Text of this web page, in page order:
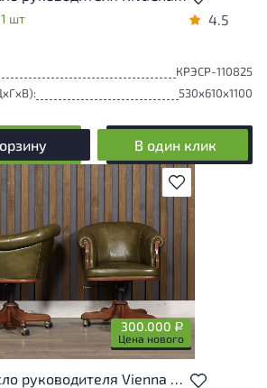
шт 4.5
КРЭСР-110825
530x610x1100
В один клик
В избранное
300.000 Р
Цена нового
незначительные
не влияющие на
использования
износа